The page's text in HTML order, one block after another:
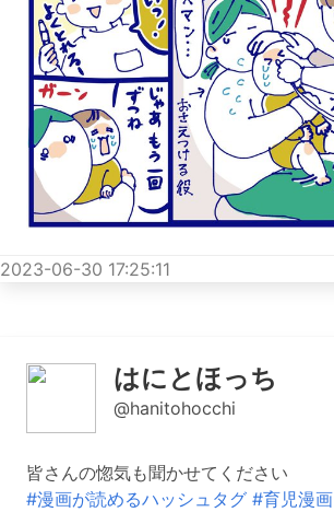
2023-06-30 17:25:11
はにとほっち
@hanitohocchi
皆さんの惚気も聞かせてください
#漫画が読めるハッシュタグ #育児漫画